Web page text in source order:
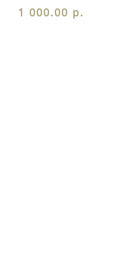
1 000.00 р.